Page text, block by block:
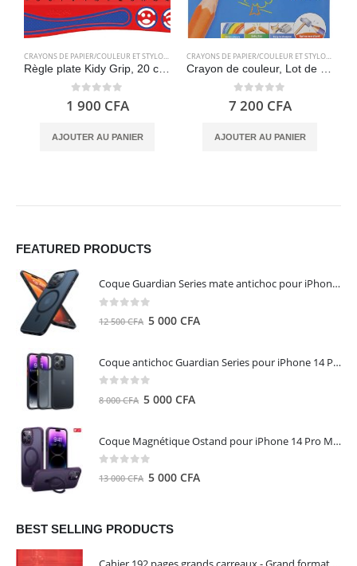
CRAYONS DE PAPIER/COULEUR ET STYLOS, FOURNITURES SCOLAIRES
Règle plate Kidy Grip, 20 cm, en plastique – Maped
0 out of 5
1 900 CFA
AJOUTER AU PANIER
CRAYONS DE PAPIER/COULEUR ET STYLOS,
Crayon de couleur, Lot de 24 crayons de couleur – BIC Kids Evolution ECOlutions
0 out of 5
7 200 CFA
AJOUTER AU PANIER
FEATURED PRODUCTS
Coque Guardian Series mate antichoc pour iPhone 15 Pro Max avec Magsafe Noir - Torras
12 500CFA Le
500 CFA.
5 000 CFA
Coque antichoc Guardian Series pour iPhone 14 Pro Max - TORRAS
8 000CFA Le
était :
000 CFA.
5 000 CFA
000 CFA.
Coque Magnétique Ostand pour iPhone 14 Pro Max - Violet Foncé - TORRAS
13 000CFA Le
était :
5 000 CFA
BEST SELLING PRODUCTS